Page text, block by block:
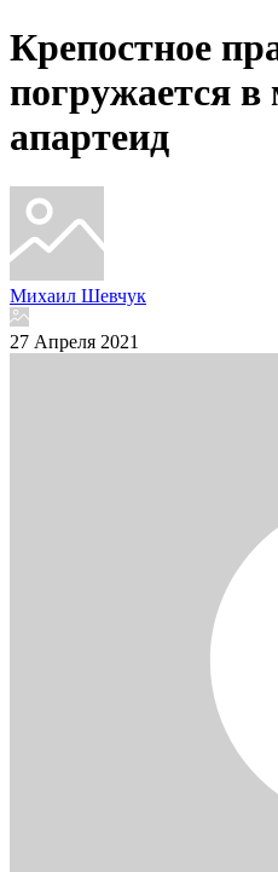
Крепостное
погружается
апартеид
Михаил Шевчук
27 Апреля 2021